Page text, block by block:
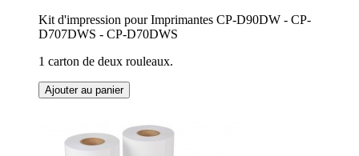
Kit d'impression pour Imprimantes CP-D90DW - CP-
D707DWS - CP-D70DWS
1 carton de deux rouleaux.
Ajouter au panier